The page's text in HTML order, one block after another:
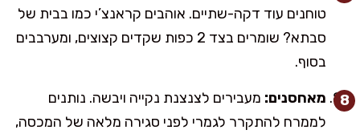
טוחנים עוד דקה-שתיים. אוהבים קראנצ’י כמו בבית של
סבתא? שומרים בצד 2 כפות שקדים קצוצים, ומערבבים
בסוף.
מאחסנים: מעבירים לצנצנת נקייה ויבשה. נותנים
לממרח להתקרר לגמרי לפני סגירה מלאה של המכסה,